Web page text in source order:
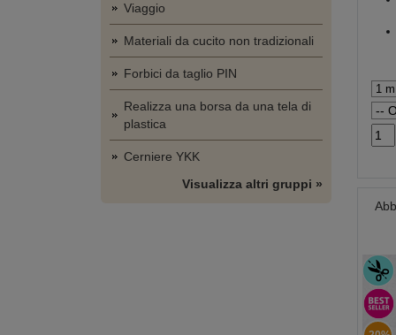
Viaggio
Materiali da cucito non tradizionali
Forbici da taglio PIN
Realizza una borsa da una tela di
plastica
Cerniere YKK
Visualizza altri gruppi »